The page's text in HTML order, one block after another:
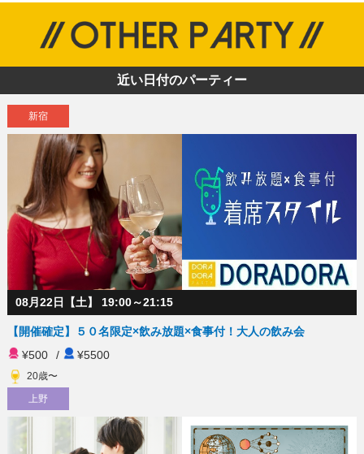
近い日付のパーティー
新宿
08月22日【土】 19:00～21:15
【開催確定】５０名限定×飲み放題×食事付！大人の飲み会
¥500
/ ¥5500
20歳〜
上野